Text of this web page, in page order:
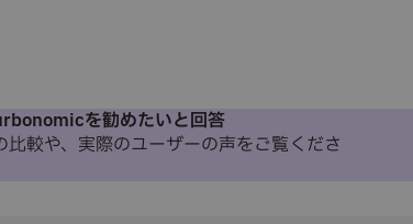
を勧めたいと回答
較や、実際のユーザーの声をご覧くださ